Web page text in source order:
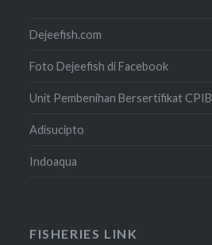
Dejeefish.com
Foto Dejeefish di Facebook
Unit Pembenihan Bersertifikat CPIB
Adisucipto
Indoaqua
FISHERIES LINK